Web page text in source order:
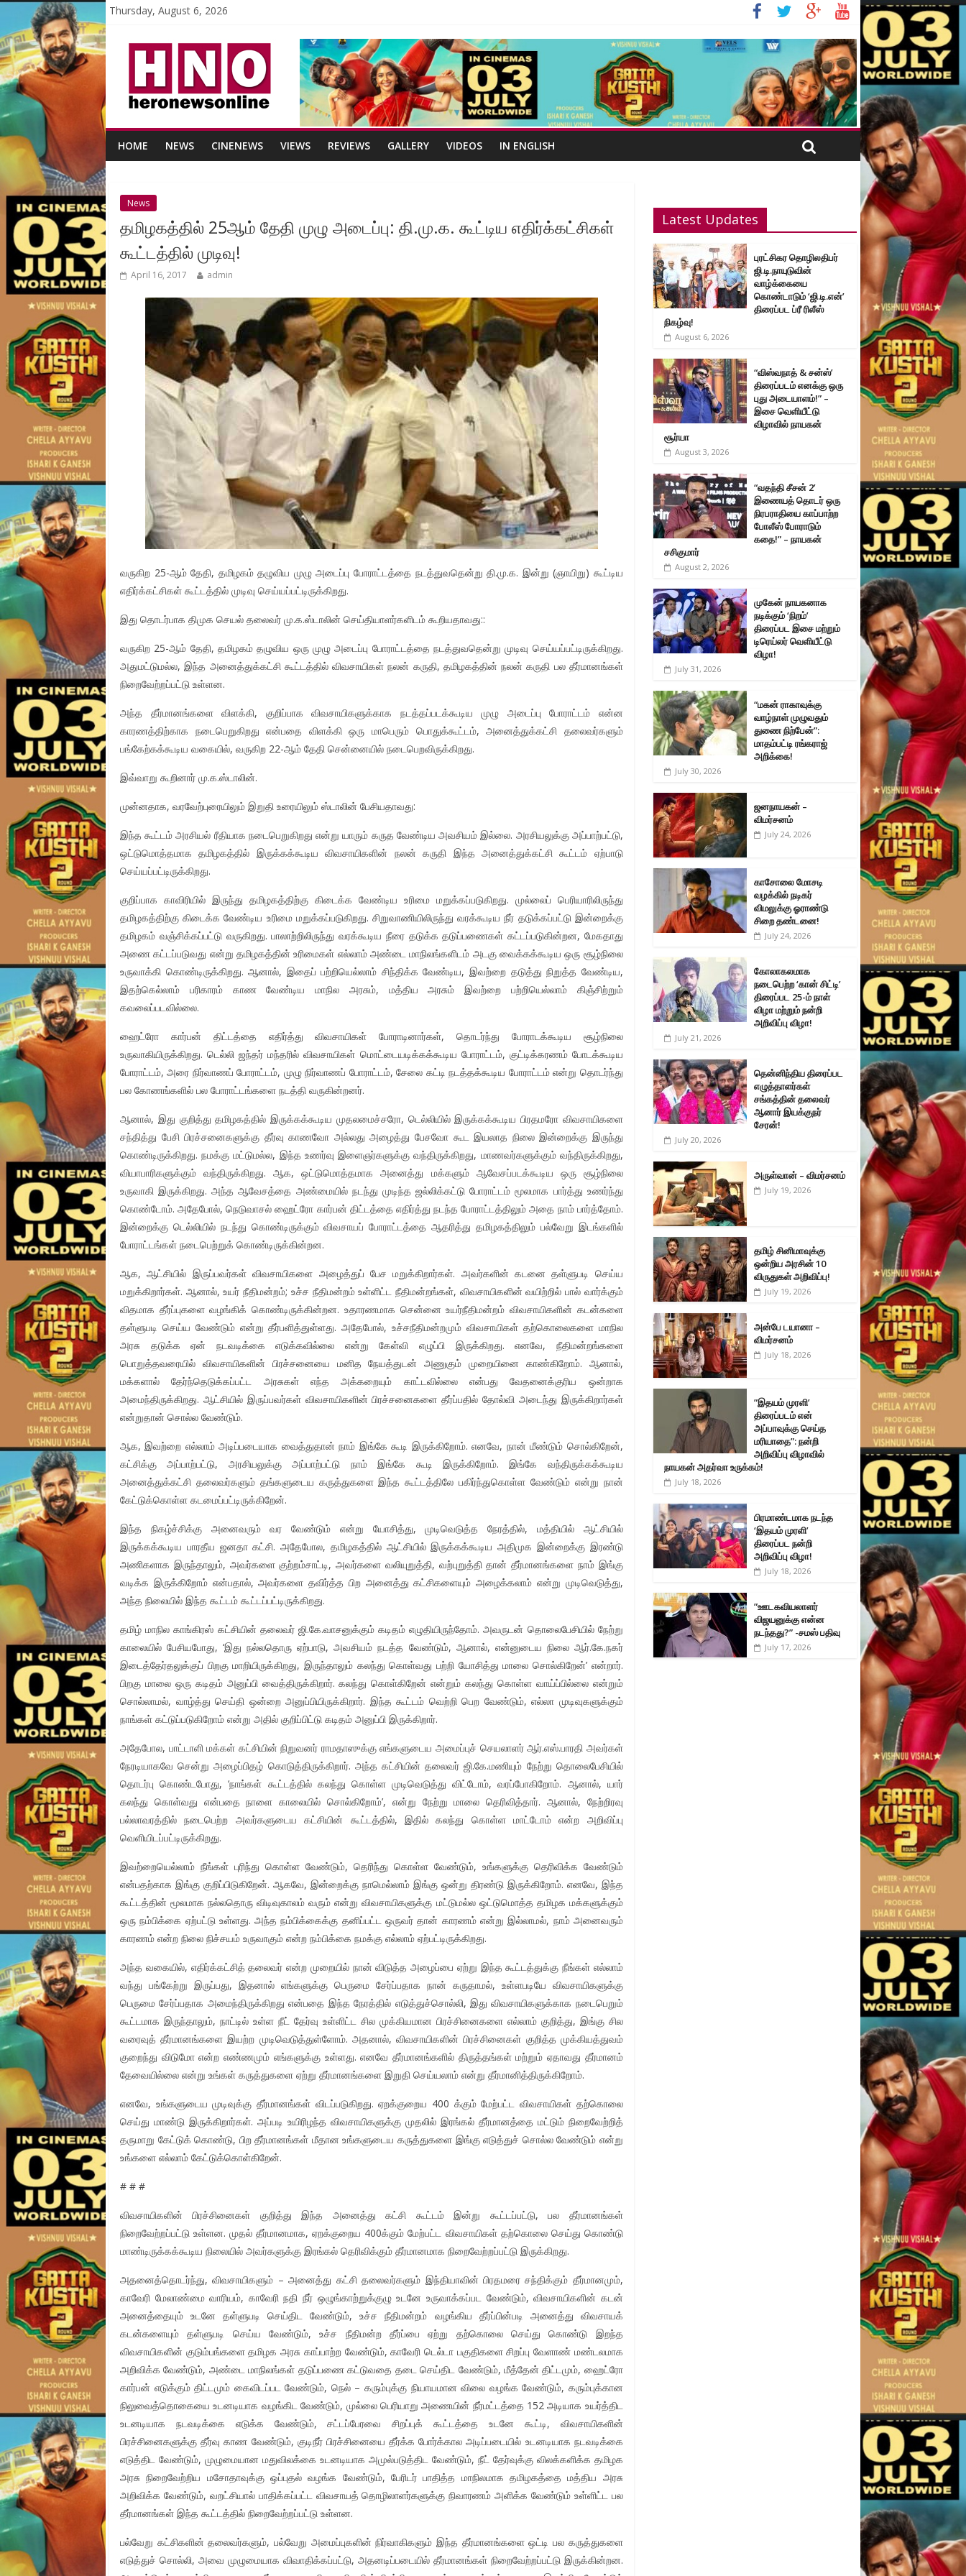
Thursday, August 6, 2026
HOME NEWS CINENEWS VIEWS REVIEWS GALLERY VIDEOS IN ENGLISH
News
தமிழகத்தில் 25ஆம் தேதி முழு அடைப்பு: தி.மு.க. கூட்டிய எதிர்க்கட்சிகள்
கூட்டத்தில் முடிவு!
April 16, 2017 admin
வருகிற 25-ஆம் தேதி, தமிழகம் தழுவிய முழு அடைப்பு போராட்டத்தை நடத்துவதென்று தி.மு.க. இன்று (ஞாயிறு) கூட்டிய
எதிர்க்கட்சிகள் கூட்டத்தில் முடிவு செய்யப்பட்டிருக்கிறது.
இது தொடர்பாக திமுக செயல் தலைவர் மு.க.ஸ்டாலின் செய்தியாளர்களிடம் கூறியதாவது::
வருகிற 25-ஆம் தேதி, தமிழகம் தழுவிய ஒரு முழு அடைப்பு போராட்டத்தை நடத்துவதென்று முடிவு செய்யப்பட்டிருக்கிறது.
அதுமட்டுமல்ல, இந்த அனைத்துக்கட்சி கூட்டத்தில் விவசாயிகள் நலன் கருதி, தமிழகத்தின் நலன் கருதி பல தீர்மானங்கள்
நிறைவேற்றப்பட்டு உள்ளன.
அந்த தீர்மானங்களை விளக்கி, குறிப்பாக விவசாயிகளுக்காக நடத்தப்படக்கூடிய முழு அடைப்பு போராட்டம் என்ன
காரணத்திற்காக நடைபெறுகிறது என்பதை விளக்கி ஒரு மாபெரும் பொதுக்கூட்டம், அனைத்துக்கட்சி தலைவர்களும்
பங்கேற்கக்கூடிய வகையில், வருகிற 22-ஆம் தேதி சென்னையில் நடைபெறவிருக்கிறது.
இவ்வாறு கூறினார் மு.க.ஸ்டாலின்.
முன்னதாக, வரவேற்புரையிலும் இறுதி உரையிலும் ஸ்டாலின் பேசியதாவது:
இந்த கூட்டம் அரசியல் ரீதியாக நடைபெறுகிறது என்று யாரும் கருத வேண்டிய அவசியம் இல்லை. அரசியலுக்கு அப்பாற்பட்டு,
ஒட்டுமொத்தமாக தமிழகத்தில் இருக்கக்கூடிய விவசாயிகளின் நலன் கருதி இந்த அனைத்துக்கட்சி கூட்டம் ஏற்பாடு
செய்யப்பட்டிருக்கிறது.
குறிப்பாக காவிரியில் இருந்து தமிழகத்திற்கு கிடைக்க வேண்டிய உரிமை மறுக்கப்படுகிறது. முல்லைப் பெரியாரிலிருந்து
தமிழகத்திற்கு கிடைக்க வேண்டிய உரிமை மறுக்கப்படுகிறது. சிறுவாணியிலிருந்து வரக்கூடிய நீர் தடுக்கப்பட்டு இன்றைக்கு
தமிழகம் வஞ்சிக்கப்பட்டு வருகிறது. பாலாற்றிலிருந்து வரக்கூடிய நீரை தடுக்க தடுப்பணைகள் கட்டப்படுகின்றன, மேகதாது
அணை கட்டப்படுவது என்று தமிழகத்தின் உரிமைகள் எல்லாம் அண்டை மாநிலங்களிடம் அடகு வைக்கக்கூடிய ஒரு சூழ்நிலை
உருவாக்கி கொண்டிருக்கிறது. ஆனால், இதைப் பற்றியெல்லாம் சிந்திக்க வேண்டிய, இவற்றை தடுத்து நிறுத்த வேண்டிய,
இதற்கெல்லாம் பரிகாரம் காண வேண்டிய மாநில அரசும், மத்திய அரசும் இவற்றை பற்றியெல்லாம் கிஞ்சிற்றும்
கவலைப்படவில்லை.
ஹைட்ரோ கார்பன் திட்டத்தை எதிர்த்து விவசாயிகள் போராடினார்கள், தொடர்ந்து போராடக்கூடிய சூழ்நிலை
உருவாகியிருக்கிறது. டெல்லி ஜந்தர் மந்தரில் விவசாயிகள் மொட்டையடிக்கக்கூடிய போராட்டம், குட்டிக்கரணம் போடக்கூடிய
போராட்டம், அரை நிர்வாணப் போராட்டம், முழு நிர்வாணப் போராட்டம், சேலை கட்டி நடத்தக்கூடிய போராட்டம் என்று தொடர்ந்து
பல கோணங்களில் பல போராட்டங்களை நடத்தி வருகின்றனர்.
ஆனால், இது குறித்து தமிழகத்தில் இருக்கக்கூடிய முதலமைச்சரோ, டெல்லியில் இருக்கக்கூடிய பிரதமரோ விவசாயிகளை
சந்தித்து பேசி பிரச்சனைகளுக்கு தீர்வு காணவோ அல்லது அழைத்து பேசவோ கூட இயலாத நிலை இன்றைக்கு இருந்து
கொண்டிருக்கிறது. நமக்கு மட்டுமல்ல, இந்த உணர்வு இளைஞர்களுக்கு வந்திருக்கிறது, மாணவர்களுக்கும் வந்திருக்கிறது,
வியாபாரிகளுக்கும் வந்திருக்கிறது. ஆக, ஒட்டுமொத்தமாக அனைத்து மக்களும் ஆவேசப்படக்கூடிய ஒரு சூழ்நிலை
உருவாகி இருக்கிறது. அந்த ஆவேசத்தை அண்மையில் நடந்து முடிந்த ஜல்லிக்கட்டு போராட்டம் மூலமாக பார்த்து உணர்ந்து
கொண்டோம். அதேபோல், நெடுவாசல் ஹைட்ரோ கார்பன் திட்டத்தை எதிர்த்து நடந்த போராட்டத்திலும் அதை நாம் பார்த்தோம்.
இன்றைக்கு டெல்லியில் நடந்து கொண்டிருக்கும் விவசாயப் போராட்டத்தை ஆதரித்து தமிழகத்திலும் பல்வேறு இடங்களில்
போராட்டங்கள் நடைபெற்றுக் கொண்டிருக்கின்றன.
ஆக, ஆட்சியில் இருப்பவர்கள் விவசாயிகளை அழைத்துப் பேச மறுக்கிறார்கள். அவர்களின் கடனை தள்ளுபடி செய்ய
மறுக்கிறார்கள். ஆனால், உயர் நீதிமன்றம்; உச்ச நீதிமன்றம் உள்ளிட்ட நீதிமன்றங்கள், விவசாயிகளின் வயிற்றில் பால் வார்க்கும்
விதமாக தீர்ப்புகளை வழங்கிக் கொண்டிருக்கின்றன. உதாரணமாக சென்னை உயர்நீதிமன்றம் விவசாயிகளின் கடன்களை
தள்ளுபடி செய்ய வேண்டும் என்று தீர்பளித்துள்ளது. அதேபோல், உச்சநீதிமன்றமும் விவசாயிகள் தற்கொலைகளை மாநில
அரசு தடுக்க ஏன் நடவடிக்கை எடுக்கவில்லை என்று கேள்வி எழுப்பி இருக்கிறது. எனவே, நீதிமன்றங்களை
பொறுத்தவரையில் விவசாயிகளின் பிரச்சனையை மனித நேயத்துடன் அணுகும் முறையினை காண்கிறோம். ஆனால்,
மக்களால் தேர்ந்தெடுக்கப்பட்ட அரசுகள் எந்த அக்கறையும் காட்டவில்லை என்பது வேதனைக்குரிய ஒன்றாக
அமைந்திருக்கிறது. ஆட்சியில் இருப்பவர்கள் விவசாயிகளின் பிரச்சனைகளை தீர்ப்பதில் தோல்வி அடைந்து இருக்கிறார்கள்
என்றுதான் சொல்ல வேண்டும்.
ஆக, இவற்றை எல்லாம் அடிப்படையாக வைத்துதான் நாம் இங்கே கூடி இருக்கிறோம். எனவே, நான் மீண்டும் சொல்கிறேன்,
கட்சிக்கு அப்பாற்பட்டு, அரசியலுக்கு அப்பாற்பட்டு நாம் இங்கே கூடி இருக்கிறோம். இங்கே வந்திருக்கக்கூடிய
அனைத்துக்கட்சி தலைவர்களும் தங்களுடைய கருத்துகளை இந்த கூட்டத்திலே பகிர்ந்துகொள்ள வேண்டும் என்று நான்
கேட்டுக்கொள்ள கடமைப்பட்டிருக்கிறேன்.
இந்த நிகழ்ச்சிக்கு அனைவரும் வர வேண்டும் என்று யோசித்து, முடிவெடுத்த நேரத்தில், மத்தியில் ஆட்சியில்
இருக்கக்கூடிய பாரதீய ஜனதா கட்சி. அதேபோல, தமிழகத்தில் ஆட்சியில் இருக்கக்கூடிய அதிமுக இன்றைக்கு இரண்டு
அணிகளாக இருந்தாலும், அவர்களை குற்றம்சாட்டி, அவர்களை வலியுறுத்தி, வற்புறுத்தி தான் தீர்மானங்களை நாம் இங்கு
வடிக்க இருக்கிறோம் என்பதால், அவர்களை தவிர்த்த பிற அனைத்து கட்சிகளையும் அழைக்கலாம் என்று முடிவெடுத்து,
அந்த நிலையில் இந்த கூட்டம் கூட்டப்பட்டிருக்கிறது.
தமிழ் மாநில காங்கிரஸ் கட்சியின் தலைவர் ஜி.கே.வாசனுக்கும் கடிதம் எழுதியிருந்தோம். அவருடன் தொலைபேசியில் நேற்று
காலையில் பேசியபோது, ‘இது நல்லதொரு ஏற்பாடு, அவசியம் நடத்த வேண்டும், ஆனால், என்னுடைய நிலை ஆர்.கே.நகர்
இடைத்தேர்தலுக்குப் பிறகு மாறியிருக்கிறது, இருந்தாலும் கலந்து கொள்வது பற்றி யோசித்து மாலை சொல்கிறேன்’ என்றார்.
பிறகு மாலை ஒரு கடிதம் அனுப்பி வைத்திருக்கிறார். கலந்து கொள்கிறேன் என்றும் கலந்து கொள்ள வாய்ப்பில்லை என்றும்
சொல்லாமல், வாழ்த்து செய்தி ஒன்றை அனுப்பியிருக்கிறார். இந்த கூட்டம் வெற்றி பெற வேண்டும், எல்லா முடிவுகளுக்கும்
நாங்கள் கட்டுப்படுகிறோம் என்று அதில் குறிப்பிட்டு கடிதம் அனுப்பி இருக்கிறார்.
அதேபோல, பாட்டாளி மக்கள் கட்சியின் நிறுவனர் ராமதாஸுக்கு எங்களுடைய அமைப்புச் செயலாளர் ஆர்.எஸ்.பாரதி அவர்கள்
நேரடியாகவே சென்று அழைப்பிதழ் கொடுத்திருக்கிறார். அந்த கட்சியின் தலைவர் ஜி.கே.மணியும் நேற்று தொலைபேசியில்
தொடர்பு கொண்டபோது, ‘நாங்கள் கூட்டத்தில் கலந்து கொள்ள முடிவெடுத்து விட்டோம், வரப்போகிறோம். ஆனால், யார்
கலந்து கொள்வது என்பதை நாளை காலையில் சொல்கிறோம்’, என்று நேற்று மாலை தெரிவித்தார். ஆனால், நேற்றிரவு
பல்லாவரத்தில் நடைபெற்ற அவர்களுடைய கட்சியின் கூட்டத்தில், இதில் கலந்து கொள்ள மாட்டோம் என்ற அறிவிப்பு
வெளியிடப்பட்டிருக்கிறது.
இவற்றையெல்லாம் நீங்கள் புரிந்து கொள்ள வேண்டும், தெரிந்து கொள்ள வேண்டும், உங்களுக்கு தெரிவிக்க வேண்டும்
என்பதற்காக இங்கு குறிப்பிடுகிறேன். ஆகவே, இன்றைக்கு நாமெல்லாம் இங்கு ஒன்று திரண்டு இருக்கிறோம். எனவே, இந்த
கூட்டத்தின் மூலமாக நல்லதொரு விடிவுகாலம் வரும் என்று விவசாயிகளுக்கு மட்டுமல்ல ஒட்டுமொத்த தமிழக மக்களுக்கும்
ஒரு நம்பிக்கை ஏற்பட்டு உள்ளது. அந்த நம்பிக்கைக்கு தனிப்பட்ட ஒருவர் தான் காரணம் என்று இல்லாமல், நாம் அனைவரும்
காரணம் என்ற நிலை நிச்சயம் உருவாகும் என்ற நம்பிக்கை நமக்கு எல்லாம் ஏற்பட்டிருக்கிறது.
அந்த வகையில், எதிர்க்கட்சித் தலைவர் என்ற முறையில் நான் விடுத்த அழைப்பை ஏற்று இந்த கூட்டத்துக்கு நீங்கள் எல்லாம்
வந்து பங்கேற்று இருப்பது, இதனால் எங்களுக்கு பெருமை சேர்ப்பதாக நான் கருதாமல், உள்ளபடியே விவசாயிகளுக்கு
பெருமை சேர்ப்பதாக அமைந்திருக்கிறது என்பதை இந்த நேரத்தில் எடுத்துச்சொல்லி, இது விவசாயிகளுக்காக நடைபெறும்
கூட்டமாக இருந்தாலும், நாட்டில் உள்ள நீட் தேர்வு உள்ளிட்ட சில முக்கியமான பிரச்சினைகளை எல்லாம் குறித்து, இங்கு சில
வரைவுத் தீர்மானங்களை இயற்ற முடிவெடுத்துள்ளோம். அதனால், விவசாயிகளின் பிரச்சினைகள் குறித்த முக்கியத்துவம்
குறைந்து விடுமோ என்ற எண்ணமும் எங்களுக்கு உள்ளது. எனவே தீர்மானங்களில் திருத்தங்கள் மற்றும் ஏதாவது தீர்மானம்
தேவையில்லை என்று உங்கள் கருத்துகளை ஏற்று தீர்மானங்களை இறுதி செய்யலாம் என்று தீர்மானித்திருக்கிறோம்.
எனவே, உங்களுடைய முடிவுக்கு தீர்மானங்கள் விடப்படுகிறது. ஏறக்குறைய 400 க்கும் மேற்பட்ட விவசாயிகள் தற்கொலை
செய்து மாண்டு இருக்கிறார்கள். அப்படி உயிரிழந்த விவசாயிகளுக்கு முதலில் இரங்கல் தீர்மானத்தை மட்டும் நிறைவேற்றித்
தருமாறு கேட்டுக் கொண்டு, பிற தீர்மானங்கள் மீதான உங்களுடைய கருத்துகளை இங்கு எடுத்துச் சொல்ல வேண்டும் என்று
உங்களை எல்லாம் கேட்டுக்கொள்கிறேன்.
# # #
விவசாயிகளின் பிரச்சினைகள் குறித்து இந்த அனைத்து கட்சி கூட்டம் இன்று கூட்டப்பட்டு, பல தீர்மானங்கள்
நிறைவேற்றப்பட்டு உள்ளன. முதல் தீர்மானமாக, ஏறக்குறைய 400க்கும் மேற்பட்ட விவசாயிகள் தற்கொலை செய்து கொண்டு
மாண்டிருக்கக்கூடிய நிலையில் அவர்களுக்கு இரங்கல் தெரிவிக்கும் தீர்மானமாக நிறைவேற்றப்பட்டு இருக்கிறது.
அதனைத்தொடர்ந்து, விவசாயிகளும் – அனைத்து கட்சி தலைவர்களும் இந்தியாவின் பிரதமரை சந்திக்கும் தீர்மானமும்,
காவேரி மேலாண்மை வாரியம், காவேரி நதி நீர் ஒழுங்காற்றுக்குழு உடனே உருவாக்கப்பட வேண்டும், விவசாயிகளின் கடன்
அனைத்தையும் உடனே தள்ளுபடி செய்திட வேண்டும், உச்ச நீதிமன்றம் வழங்கிய தீர்ப்பின்படி அனைத்து விவசாயக்
கடன்களையும் தள்ளுபடி செய்ய வேண்டும், உச்ச நீதிமன்ற தீர்ப்பை ஏற்று தற்கொலை செய்து கொண்டு இறந்த
விவசாயிகளின் குடும்பங்களை தமிழக அரசு காப்பாற்ற வேண்டும், காவேரி டெல்டா பகுதிகளை சிறப்பு வேளாண் மண்டலமாக
அறிவிக்க வேண்டும், அண்டை மாநிலங்கள் தடுப்பணை கட்டுவதை தடை செய்திட வேண்டும், மீத்தேன் திட்டமும், ஹைட்ரோ
கார்பன் எடுக்கும் திட்டமும் கைவிடப்பட வேண்டும், நெல் – கரும்புக்கு நியாயமான விலை வழங்க வேண்டும், கரும்புக்கான
நிலுவைத்தொகையை உடனடியாக வழங்கிட வேண்டும், முல்லை பெரியாறு அணையின் நீர்மட்டத்தை 152 அடியாக உயர்த்திட
உடனடியாக நடவடிக்கை எடுக்க வேண்டும், சட்டப்பேரவை சிறப்புக் கூட்டத்தை உடனே கூட்டி, விவசாயிகளின்
பிரச்சினைகளுக்கு தீர்வு காண வேண்டும், குடிநீர் பிரச்சினையை தீர்க்க போர்க்கால அடிப்படையில் உடனடியாக நடவடிக்கை
எடுத்திட வேண்டும், முழுமையான மதுவிலக்கை உடனடியாக அமுல்படுத்திட வேண்டும், நீட் தேர்வுக்கு விலக்களிக்க தமிழக
அரசு நிறைவேற்றிய மசோதாவுக்கு ஒப்புதல் வழங்க வேண்டும், பேரிடர் பாதித்த மாநிலமாக தமிழகத்தை மத்திய அரசு
அறிவிக்க வேண்டும், வறட்சியால் பாதிக்கப்பட்ட விவசாயத் தொழிலாளர்களுக்கு நிவாரணம் அளிக்க வேண்டும் உள்ளிட்ட பல
தீர்மானங்கள் இந்த கூட்டத்தில் நிறைவேற்றப்பட்டு உள்ளன.
பல்வேறு கட்சிகளின் தலைவர்களும், பல்வேறு அமைப்புகளின் நிர்வாகிகளும் இந்த தீர்மானங்களை ஒட்டி பல கருத்துகளை
எடுத்துச் சொல்லி, அவை முழுமையாக விவாதிக்கப்பட்டு, அதனடிப்படையில் தீர்மானங்கள் நிறைவேற்றப்பட்டு இருக்கின்றன.
Latest Updates
புரட்சிகர தொழிலதிபர்
ஜி.டி.நாயுடுவின்
வாழ்க்கையை
கொண்டாடும் ‘ஜி.டி.என்’
திரைப்பட ப்ரீ ரிலீஸ்
நிகழ்வு!
August 6, 2026
“விஸ்வநாத் & சன்ஸ்’
திரைப்படம் எனக்கு ஒரு
புது அடையாளம்!” –
இசை வெளியீட்டு
விழாவில் நாயகன்
சூர்யா
August 3, 2026
“வதந்தி சீசன் 2’
இணையத் தொடர் ஒரு
நிரபராதியை காப்பாற்ற
போலீஸ் போராடும்
கதை!” – நாயகன்
சசிகுமார்
August 2, 2026
முகேன் நாயகனாக
நடிக்கும் ‘நிறம்’
திரைப்பட இசை மற்றும்
டிரெய்லர் வெளியீட்டு
விழா!
July 31, 2026
“மகன் ராகாவுக்கு
வாழ்நாள் முழுவதும்
துணை நிற்பேன்”:
மாதம்பட்டி ரங்கராஜ்
அறிக்கை!
July 30, 2026
ஜனநாயகன் –
விமர்சனம்
July 24, 2026
காசோலை மோசடி
வழக்கில் நடிகர்
விமலுக்கு ஓராண்டு
சிறை தண்டனை!
July 24, 2026
கோலாகலமாக
நடைபெற்ற ‘கான் சிட்டி’
திரைப்பட 25-ம் நாள்
விழா மற்றும் நன்றி
அறிவிப்பு விழா!
July 21, 2026
தென்னிந்திய திரைப்பட
எழுத்தாளர்கள்
சங்கத்தின் தலைவர்
ஆனார் இயக்குநர்
சேரன்!
July 20, 2026
அருள்வான் – விமர்சனம்
July 19, 2026
தமிழ் சினிமாவுக்கு
ஒன்றிய அரசின் 10
விருதுகள் அறிவிப்பு!
July 19, 2026
அன்பே டயானா –
விமர்சனம்
July 18, 2026
”இதயம் முரளி’
திரைப்படம் என்
அப்பாவுக்கு செய்த
மரியாதை”: நன்றி
அறிவிப்பு விழாவில்
நாயகன் அதர்வா உருக்கம்!
July 18, 2026
பிரமாண்டமாக நடந்த
‘இதயம் முரளி’
திரைப்பட நன்றி
அறிவிப்பு விழா!
July 18, 2026
”ஊடகவியலாளர்
விஜயனுக்கு என்ன
நடந்தது?” -சமஸ் பதிவு
July 17, 2026